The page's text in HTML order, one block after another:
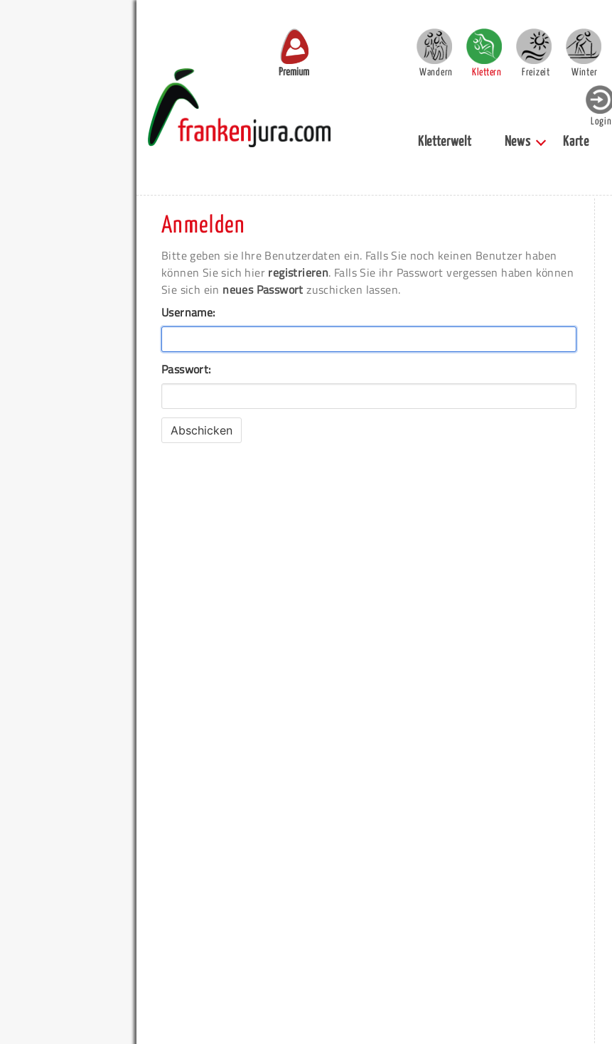
Premium Wandern Klettern Freizeit Winter
Login
Kletterwelt News Karte
Anmelden
Bitte geben sie Ihre Benutzerdaten ein. Falls Sie noch keinen Benutzer haben
können Sie sich hier registrieren. Falls Sie ihr Passwort vergessen haben können
Sie sich ein neues Passwort zuschicken lassen.
Username:
Passwort: